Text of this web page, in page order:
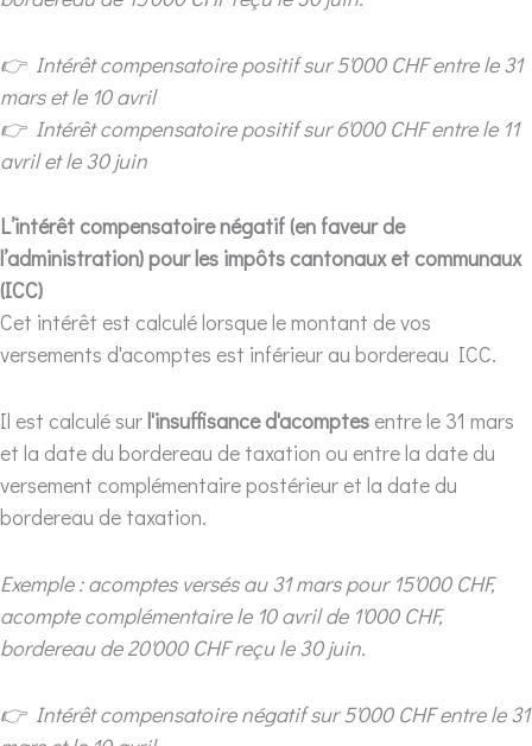
👉 Intérêt compensatoire positif sur 5'000 CHF entre le 31
mars et le 10 avril
👉 Intérêt compensatoire positif sur 6'000 CHF entre le 11
avril et le 30 juin
L’intérêt compensatoire négatif (en faveur de
l’administration)pour les impôts cantonaux et communaux
(ICC)
Cet intérêt est calculé lorsque le montant de vos
versements d'acomptes est inférieur au bordereau ICC.
Il est calculé surl'insuffisance d'acomptes entre le 31 mars
et la date du bordereau de taxation ou entre la date du
versement complémentaire postérieur et la date du
bordereau de taxation.
Exemple : acomptes versés au 31 mars pour 15'000 CHF,
acompte complémentaire le 10 avril de 1'000 CHF,
bordereau de 20'000 CHF reçu le 30 juin.
👉 Intérêt compensatoire négatif sur 5'000 CHF entre le 31